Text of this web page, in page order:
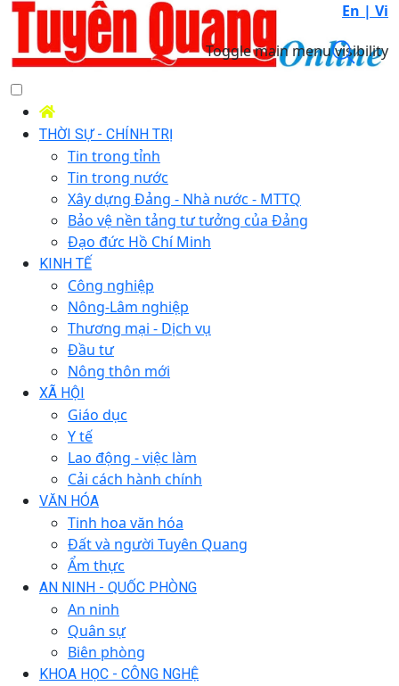
En | Vi
Toggle main menu visibility
THỜI SỰ - CHÍNH TRỊ
Tin trong tỉnh
Tin trong nước
Xây dựng Đảng - Nhà nước - MTTQ
Bảo vệ nền tảng tư tưởng của Đảng
Đạo đức Hồ Chí Minh
KINH TẾ
Công nghiệp
Nông-Lâm nghiệp
Thương mại - Dịch vụ
Đầu tư
Nông thôn mới
XÃ HỘI
Giáo dục
Y tế
Lao động - việc làm
Cải cách hành chính
VĂN HÓA
Tinh hoa văn hóa
Đất và người Tuyên Quang
Ẩm thực
AN NINH - QUỐC PHÒNG
An ninh
Quân sự
Biên phòng
KHOA HỌC - CÔNG NGHỆ